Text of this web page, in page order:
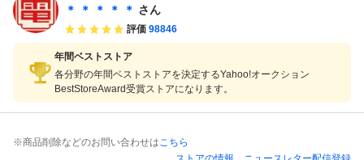
＊ ＊ ＊ ＊ ＊ さん
評価 98846
年間ベストストア
各分野の年間ベストストアを決定するYahoo!オークション
BestStoreAward受賞ストアになります。
※商品削除などのお問い合わせはこちら